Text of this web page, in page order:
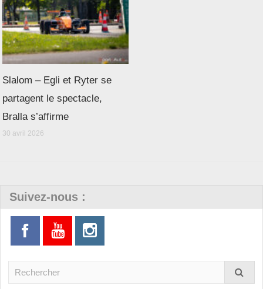
Slalom – Egli et Ryter se
partagent le spectacle,
Bralla s’affirme
30 avril 2026
Suivez-nous :